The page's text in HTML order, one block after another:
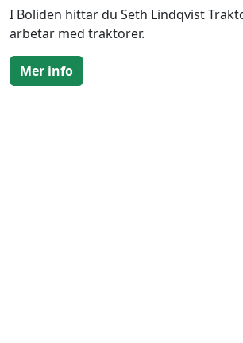
I Boliden hittar du Seth Lindqvist
arbetar med traktorer.
Mer info